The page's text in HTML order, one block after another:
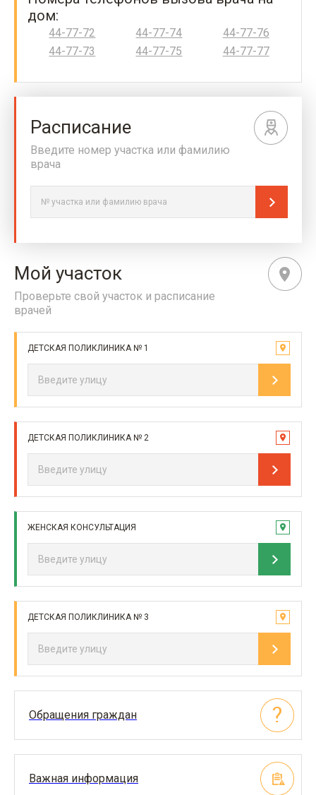
дом:
44-77-72
44-77-73
44-77-74
44-77-75
44-77-76
44-77-77
Расписание
Введите номер участка или фамилию
врача
Мой участок
Проверьте свой участок и расписание
врачей
ДЕТСКАЯ ПОЛИКЛИНИКА № 1
ДЕТСКАЯ ПОЛИКЛИНИКА № 2
ЖЕНСКАЯ КОНСУЛЬТАЦИЯ
ДЕТСКАЯ ПОЛИКЛИНИКА № 3
Обращения граждан
Важная информация